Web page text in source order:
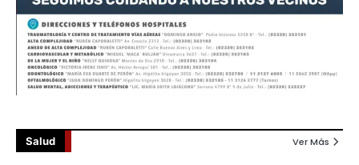
Salud Ver Más